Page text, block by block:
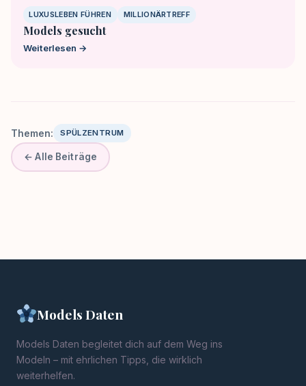
LUXUSLEBEN FÜHREN MILLIONÄRTREFF
Models gesucht
Weiterlesen →
Themen: SPÜLZENTRUM
← Alle Beiträge
Models Daten
Models Daten begleitet dich auf dem Weg ins
Modeln – mit ehrlichen Tipps, die wirklich
weiterhelfen.